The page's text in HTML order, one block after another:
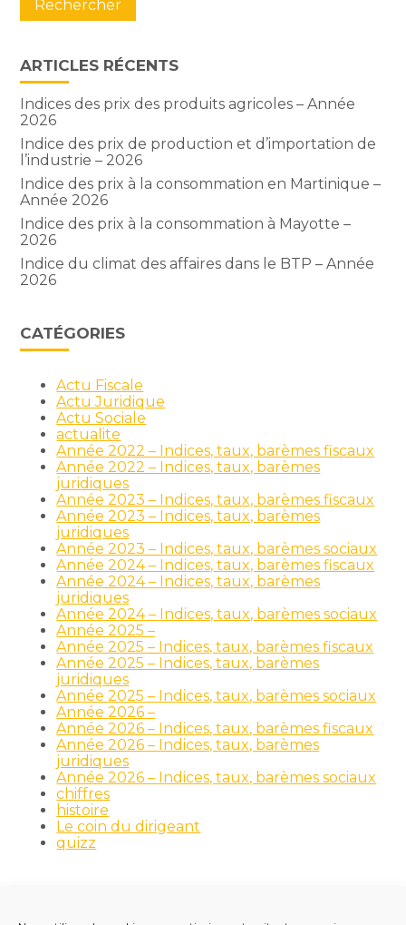
ARTICLES RÉCENTS
Indices des prix des produits agricoles – Année
2026
Indice des prix de production et d’importation de
l’industrie – 2026
Indice des prix à la consommation en Martinique –
Année 2026
Indice des prix à la consommation à Mayotte –
2026
Indice du climat des affaires dans le BTP – Année
2026
CATÉGORIES
Actu Fiscale
Actu Juridique
Actu Sociale
actualite
Année 2022 – Indices, taux, barèmes fiscaux
Année 2022 – Indices, taux, barèmes
juridiques
Année 2023 – Indices, taux, barèmes fiscaux
Année 2023 – Indices, taux, barèmes
juridiques
Année 2023 – Indices, taux, barèmes sociaux
Année 2024 – Indices, taux, barèmes fiscaux
Année 2024 – Indices, taux, barèmes
juridiques
Année 2024 – Indices, taux, barèmes sociaux
Année 2025 –
Année 2025 – Indices, taux, barèmes fiscaux
Année 2025 – Indices, taux, barèmes
juridiques
Année 2025 – Indices, taux, barèmes sociaux
Année 2026 –
Année 2026 – Indices, taux, barèmes fiscaux
Année 2026 – Indices, taux, barèmes
juridiques
Année 2026 – Indices, taux, barèmes sociaux
chiffres
histoire
Le coin du dirigeant
quizz